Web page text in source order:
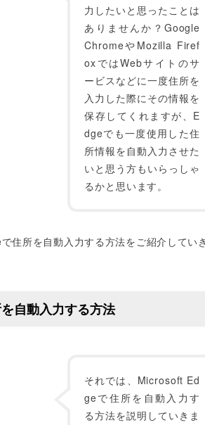
力したいと思ったことは
ありませんか？Google
ChromeやMozilla Firef
oxではWebサイトのサ
ービスなどに一度住所を
入力した際にその情報を
保存してくれますが、E
dgeでも一度使用した住
所情報を自動入力させた
いと思う方もいらっしゃ
るかと思います。
住所を自動入力する方法をご紹介してい
自動入力する方法
それでは、Microsoft Ed
geで住所を自動入力す
る方法を説明していきま